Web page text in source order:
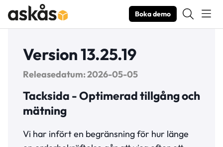
Boka demo
Version 13.25.19
Releasedatum: 2026-05-05
Tacksida - Optimerad tillgång och
mätning
Vi har infört en begränsning för hur länge